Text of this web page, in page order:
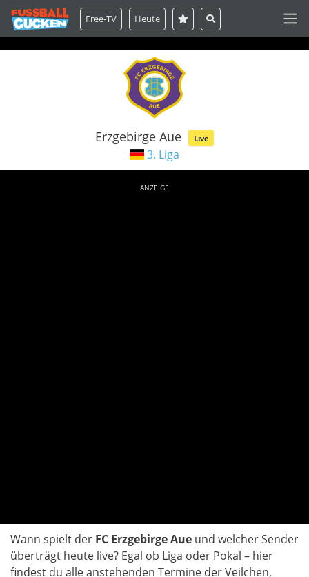
Free-TV Heute
Erzgebirge Aue Live
3. Liga
ANZEIGE
Wann spielt der FC Erzgebirge Aue und welcher Sender
überträgt heute live? Egal ob Liga oder Pokal – hier
findest du alle anstehenden Termine der Veilchen,